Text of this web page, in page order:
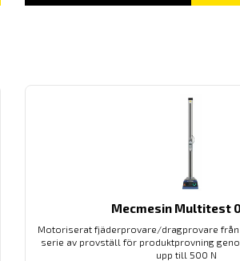
Mecmesin Multitest
Motoriserat fjäderprovare/dragprovare
serie av provställ för produktprovning
upp till 500 N